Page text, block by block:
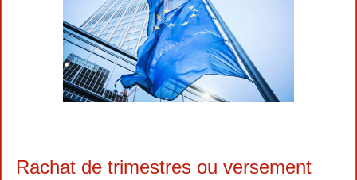
Rachat de trimestres ou versement